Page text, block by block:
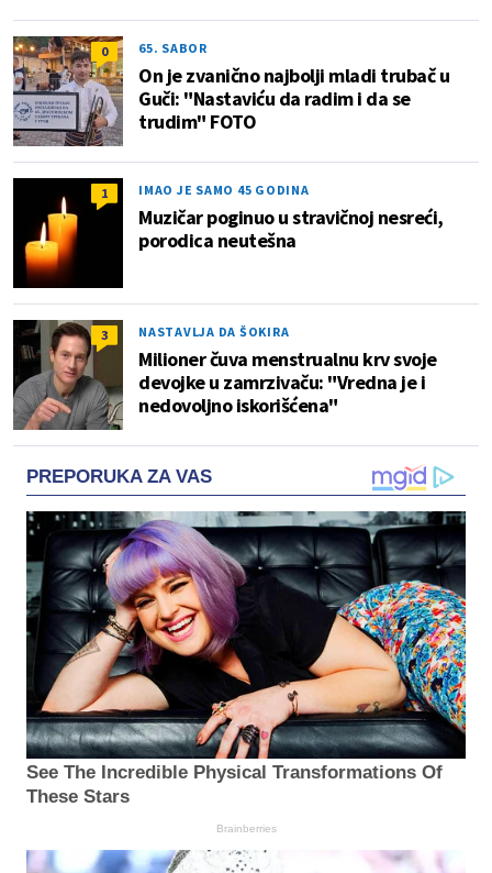
0 65. SABOR
On je zvanično najbolji mladi trubač u
Guči: "Nastaviću da radim i da se
trudim" FOTO
1 IMAO JE SAMO 45 GODINA
Muzičar poginuo u stravičnoj nesreći,
porodica neutešna
3 NASTAVLJA DA ŠOKIRA
Milioner čuva menstrualnu krv svoje
devojke u zamrzivaču: "Vredna je i
nedovoljno iskorišćena"
PREPORUKA ZA VAS
See The Incredible Physical Transformations Of
These Stars
Brainberries